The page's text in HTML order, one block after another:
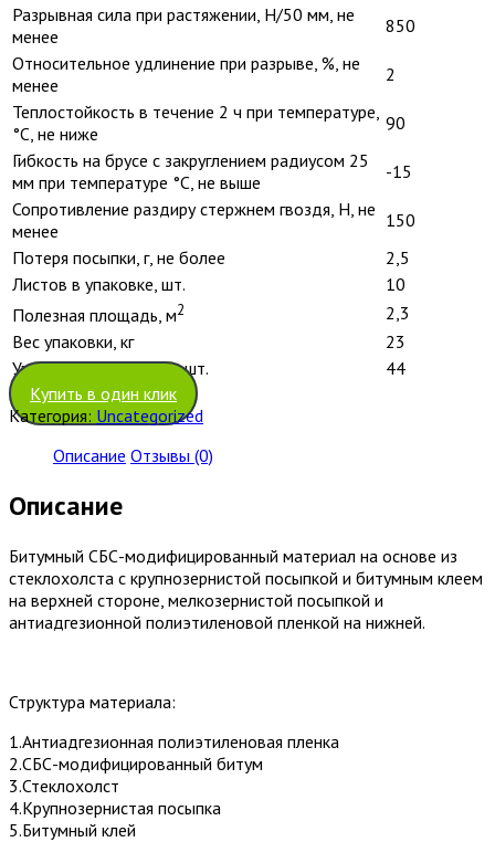
Разрывная сила при растяжении, Н/50 мм, не
менее
850
Относительное удлинение при разрыве, %, не
менее
2
Теплостойкость в течение 2 ч при температуре,
°С, не ниже
90
Гибкость на брусе с закруглением радиусом 25
мм при температуре °С, не выше
-15
Сопротивление раздиру стержнем гвоздя, Н, не
менее
150
Потеря посыпки, г, не более
2,5
Листов в упаковке, шт.
10
Полезная площадь, м2
2,3
Вес упаковки, кг
23
Упаковка на поддоне, шт.
44
Купить в один клик
Категория: Uncategorized
Описание Отзывы (0)
Описание
Битумный СБС-модифицированный материал на основе из
стеклохолста с крупнозернистой посыпкой и битумным клеем
на верхней стороне, мелкозернистой посыпкой и
антиадгезионной полиэтиленовой пленкой на нижней.
Структура материала:
1.Антиадгезионная полиэтиленовая пленка
2.СБС-модифицированный битум
3.Стеклохолст
4.Крупнозернистая посыпка
5.Битумный клей